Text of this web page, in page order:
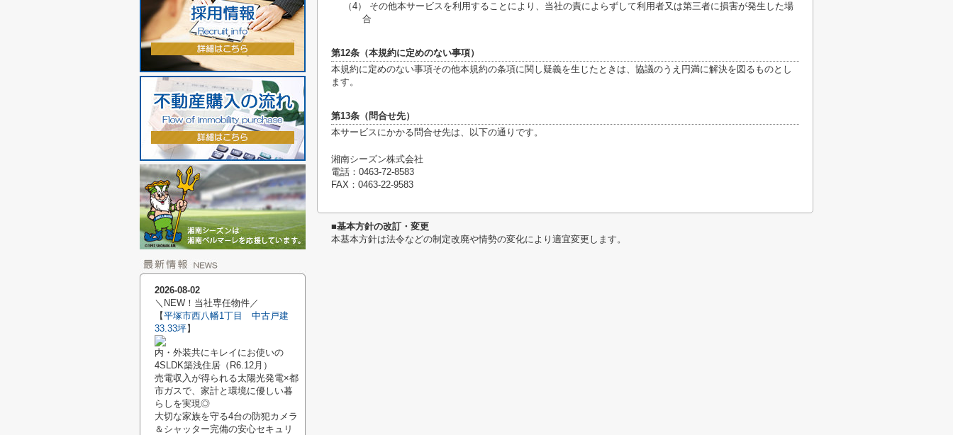
（4） その他本サービスを利用することにより、当社の責によらずして利用者又は第三者に損害が発生した場
合
第12条（本規約に定めのない事項）
本規約に定めのない事項その他本規約の条項に関し疑義を生じたときは、協議のうえ円満に解決を図るものとし
ます。
第13条（問合せ先）
本サービスにかかる問合せ先は、以下の通りです。
湘南シーズン株式会社
電話：0463-72-8583
FAX：0463-22-9583
■基本方針の改訂・変更
本基本方針は法令などの制定改廃や情勢の変化により適宜変更します。
2026-08-02
＼NEW！当社専任物件／
【平塚市西八幡1丁目 中古戸建
33.33坪】
内・外装共にキレイにお使いの
4SLDK築浅住居（R6.12月）
売電収入が得られる太陽光発電×都
市ガスで、家計と環境に優しい暮
らしを実現◎
大切な家族を守る4台の防犯カメラ
＆シャッター完備の安心セキュリ